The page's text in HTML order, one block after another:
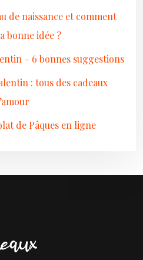
de naissance et comment
bonne idée ?
– 6 bonnes suggestions
: tous des cadeaux
de Pâques en ligne